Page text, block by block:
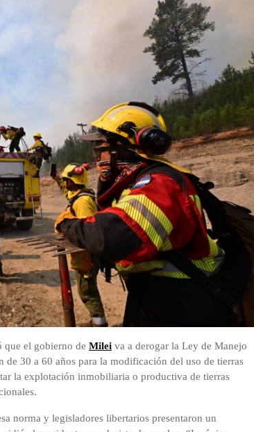
que el gobierno de Milei va a derogar la Ley de Manejo
30 a 60 años para la modificación del uso de tierras
la explotación inmobiliaria o productiva de tierras
norma y legisladores libertarios presentaron un